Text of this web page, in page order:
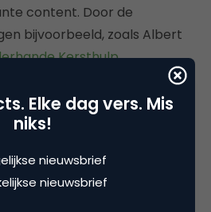
content. Door de
bijvoorbeeld, zoals Albert
Kersthulp.
weten influencers
neemt flink toe richting de
terug te zien in de
Elke dag vers. Mis
niks!
nieuwsbrief
nieuwsbrief